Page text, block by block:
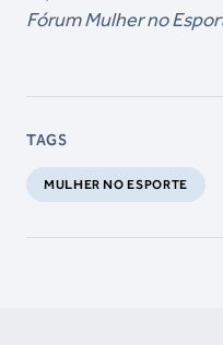
Fórum Mulher no
TAGS
MULHER NO ESPORTE